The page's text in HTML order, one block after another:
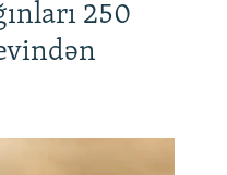
250